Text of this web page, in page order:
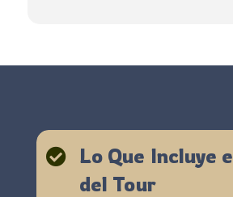

Lo Que Incluye
del Tour